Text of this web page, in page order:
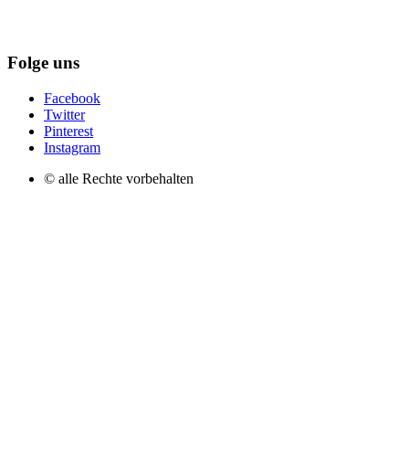
Folge uns
Facebook
Twitter
Pinterest
Instagram
© alle Rechte vorbehalten